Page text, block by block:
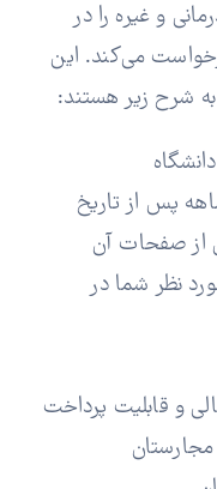
و غیره را در
می‌کند. این
شرح زیر هستند:
با اعتبار حداقل 6 ماهه پس از تاریخ
از صفحات آن
نظر شما در
و قابلیت پرداخت